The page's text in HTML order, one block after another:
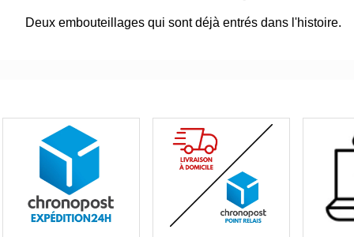
Deux embouteillages qui sont déjà entrés dans l'histoire.